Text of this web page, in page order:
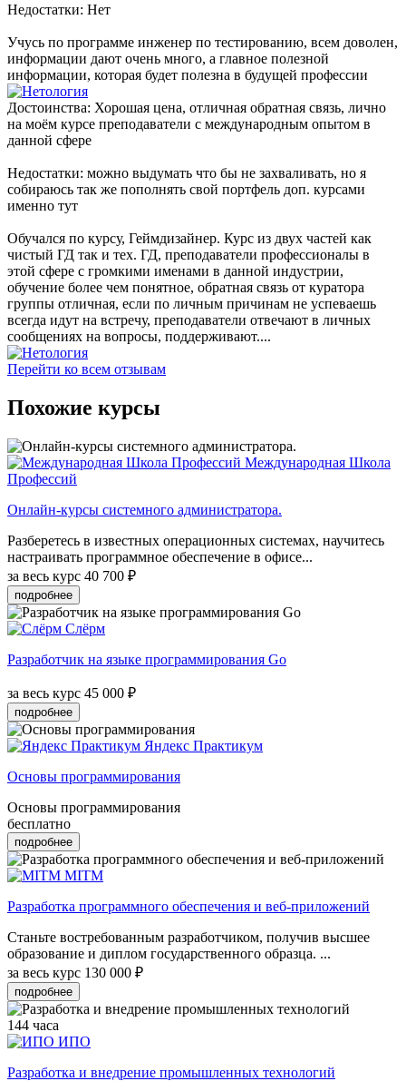
Недостатки: Нет
Учусь по программе инженер по тестированию, всем доволен,
информации дают очень много, а главное полезной
информации, которая будет полезна в будущей профессии
Достоинства: Хорошая цена, отличная обратная связь, лично
на моём курсе преподаватели с международным опытом в
данной сфере
Недостатки: можно выдумать что бы не захваливать, но я
собираюсь так же пополнять свой портфель доп. курсами
именно тут
Обучался по курсу, Геймдизайнер. Курс из двух частей как
чистый ГД так и тех. ГД, преподаватели профессионалы в
этой сфере с громкими именами в данной индустрии,
обучение более чем понятное, обратная связь от куратора
группы отличная, если по личным причинам не успеваешь
всегда идут на встречу, преподаватели отвечают в личных
сообщениях на вопросы, поддерживают....
Перейти ко всем отзывам
Похожие курсы
Международная Школа
Профессий
Онлайн-курсы системного администратора.
Разберетесь в известных операционных системах, научитесь
настраивать программное обеспечение в офисе...
за весь курс 40 700 ₽
подробнее
Слёрм
Разработчик на языке программирования Go
за весь курс 45 000 ₽
подробнее
Яндекс Практикум
Основы программирования
Основы программирования
бесплатно
подробнее
MITM
Разработка программного обеспечения и веб-приложений
Станьте востребованным разработчиком, получив высшее
образование и диплом государственного образца. ...
за весь курс 130 000 ₽
подробнее
144 часа
ИПО
Разработка и внедрение промышленных технологий